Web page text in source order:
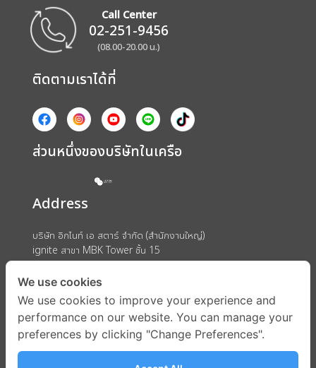
Call Center
02-251-9456
(08.00-20.00 น.)
ติดตามเราได้ที่
ส่วนหนึ่งของบริษัทในเครือ
Address
บริษัท อิกไนท์ เอ สตาร์ จำกัด (สำนักงานใหญ่)
ignite สาขา MBK Tower ชั้น 15
ถนนพญาไท แขวงวังใหม่ เขตปทุมวัน กรุงเทพมหานคร 10330
We use cookies
We use cookies to improve your experience and
performance on our website. You can manage your
preferences by clicking "Change Preferences".